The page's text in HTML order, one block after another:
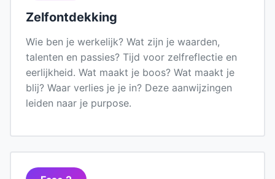
Zelfontdekking
Wie ben je werkelijk? Wat zijn je waarden,
talenten en passies? Tijd voor zelfreflectie en
eerlijkheid. Wat maakt je boos? Wat maakt je
blij? Waar verlies je je in? Deze aanwijzingen
leiden naar je purpose.